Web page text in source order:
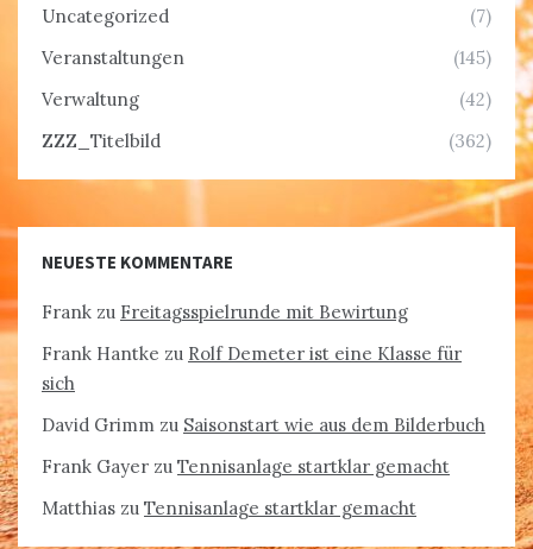
Uncategorized
(7)
Veranstaltungen
(145)
Verwaltung
(42)
ZZZ_Titelbild
(362)
NEUESTE KOMMENTARE
Frank zu Freitagsspielrunde mit Bewirtung
Frank Hantke zu Rolf Demeter ist eine Klasse für
sich
David Grimm zu Saisonstart wie aus dem Bilderbuch
Frank Gayer zu Tennisanlage startklar gemacht
Matthias zu Tennisanlage startklar gemacht